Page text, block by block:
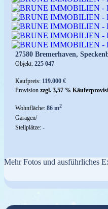
27580 Bremerhaven,
Objekt: 225 047
Kaufpreis: 119.000 €
Provision zzgl. 3,57 %
Wohnfläche: 86 m2
Garagen/
Stellplätze: -
Mehr Fotos und ausführliches